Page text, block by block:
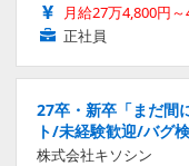
月給27万4,800円
正社員
27卒・新卒「まだ間
ト/未経験歓迎/バグ
株式会社キソシン